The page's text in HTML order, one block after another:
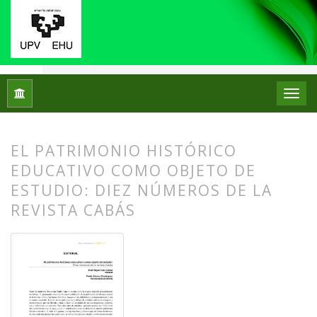
Inicio
EL PATRIMONIO HISTÓRICO
EDUCATIVO COMO OBJETO DE
ESTUDIO: DIEZ NÚMEROS DE LA
REVISTA CABÁS